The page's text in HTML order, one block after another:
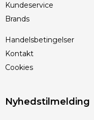
Kundeservice
Brands
Handelsbetingelser
Kontakt
Cookies
Nyhedstilmelding